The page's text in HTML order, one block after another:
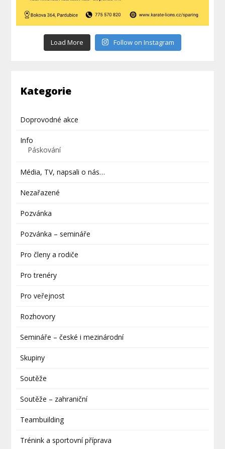
Load More Follow on Instagram
Kategorie
Doprovodné akce
Info
Páskování
Média, TV, napsali o nás…
Nezařazené
Pozvánka
Pozvánka – semináře
Pro členy a rodiče
Pro trenéry
Pro veřejnost
Rozhovory
Semináře – české i mezinárodní
Skupiny
Soutěže
Soutěže – zahraniční
Teambuilding
Trénink a sportovní příprava